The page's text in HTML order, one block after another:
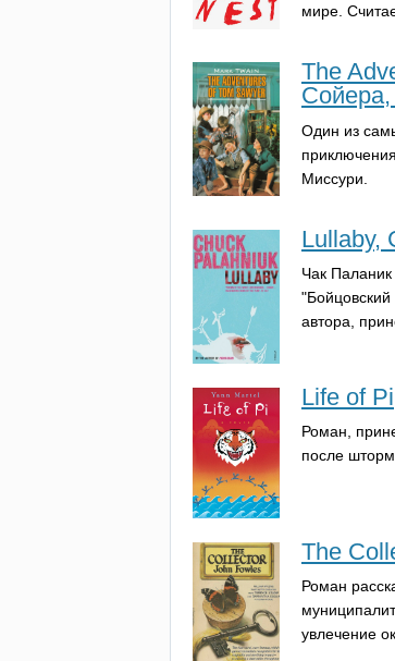
мире.
The
Один из
Миссури.
Lullaby,
Чак Паланик
автора,
Life of
Роман,
после
The
Роман
увлечение